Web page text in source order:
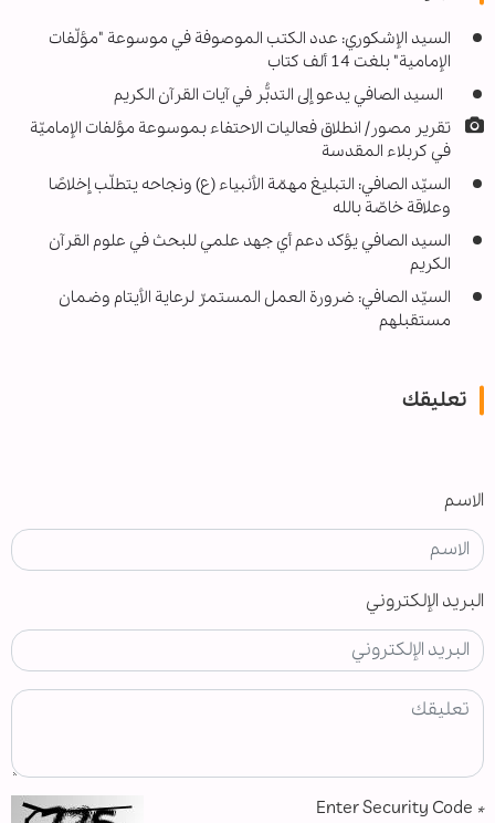
السيد الإشكوري: عدد الكتب الموصوفة في موسوعة "مؤلّفات
الإمامية" بلغت 14 ألف كتاب
السيد الصافي يدعو إلى التدبُّر في آيات القرآن الكريم
تقرير مصور/ انطلاق فعاليات الاحتفاء بموسوعة مؤلفات الإماميّة
في كربلاء المقدسة
السيّد الصافي: التبليغ مهمّة الأنبياء (ع) ونجاحه يتطلّب إخلاصًا
وعلاقة خاصّة بالله
السيد الصافي يؤكد دعم أي جهد علمي للبحث في علوم القرآن
الكريم
السيّد الصافي: ضرورة العمل المستمرّ لرعاية الأيتام وضمان
مستقبلهم
تعليقك
الاسم
البريد الإلكتروني
*